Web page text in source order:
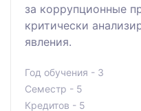
за коррупционные
критически
явления.
Год обучения - 3
Семестр - 5
Кредитов - 5